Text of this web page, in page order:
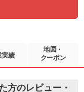
実績
地図・
クーポン
方のレビュー・